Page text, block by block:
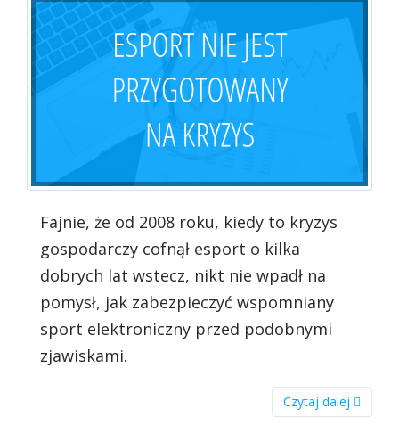
Fajnie, że od 2008 roku, kiedy to kryzys
gospodarczy cofnął esport o kilka
dobrych lat wstecz, nikt nie wpadł na
pomysł, jak zabezpieczyć wspomniany
sport elektroniczny przed podobnymi
zjawiskami.
Czytaj dalej